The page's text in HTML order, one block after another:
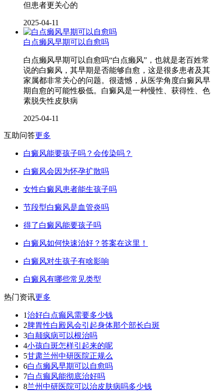
但患者更关心的
2025-04-11
白点癞风早期可以自愈吗
白点癞风早期可以自愈吗“白点癞风”，也就是老百姓常
说的白癜风，其早期是否能够自愈，这是很多患者及其
家属都非常关心的问题。很遗憾，从医学角度白癜风早
期自愈的可能性极低。白癜风是一种慢性、获得性、色
素脱失性皮肤病
2025-04-11
互助问答更多
白癜风能要孩子吗？会传染吗？
白癜风会因为怀孕扩散吗
女性白癜风患者能生孩子吗
节段型白癜风是血管炎吗
得了白癜风能要孩子吗
白癜风如何快速治好？答案在这里！
白癜风对生孩子有啥影响
白癜风有哪些常见类型
热门资讯更多
1治好白点癫风需要多少钱
2脾胃性白殿风会引起身体那个部长白斑
3白颠疯病可以根治吗
4小孩白斑怎样引起来的呢
5甘肃兰州中研医院正规么
6白点癞风早期可以自愈吗
7白点癫风能彻底治好吗
8兰州中研医院可以治皮肤病吗多少钱